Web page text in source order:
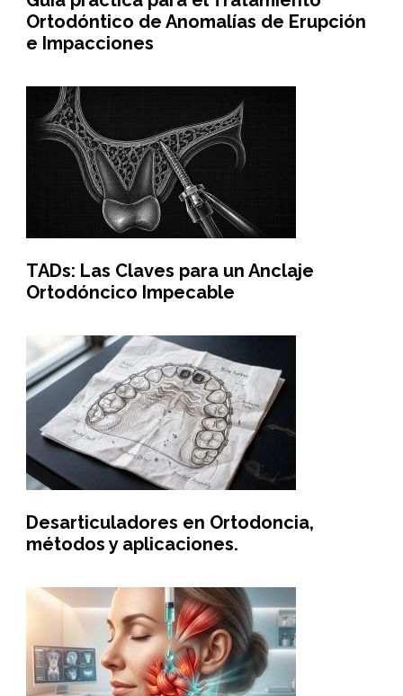
Ortodóntico de Anomalías de Erupción
e Impacciones
TADs: Las Claves para un Anclaje
Ortodóncico Impecable
Desarticuladores en Ortodoncia,
métodos y aplicaciones.